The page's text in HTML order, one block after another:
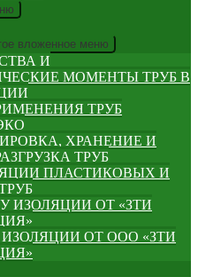
вложенное меню
И
МОМЕНТЫ ТРУБ В
ТРУБ
ХРАНЕНИЕ И
ТРУБ
ПЛАСТИКОВЫХ И
ИЗОЛЯЦИИ ОТ «ЗТИ
ОТ ООО «ЗТИ